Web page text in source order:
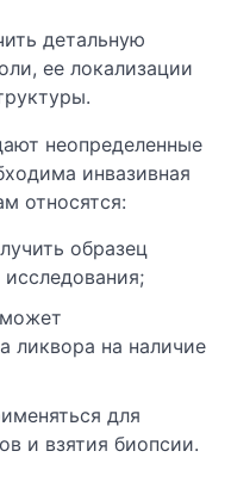
детальную
ее локализации
неопределенные
инвазивная
относятся:
образец
исследования;
ликвора на наличие
для
и взятия биопсии.